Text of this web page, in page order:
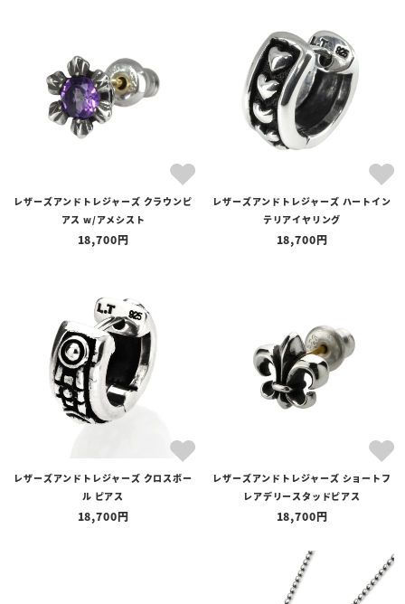
レザーズアンドトレジャーズ クラウンピ
アス w/アメシスト
18,700
レザーズアンドトレジャーズ ハートイン
テリアイヤリング
18,700
レザーズアンドトレジャーズ クロスボー
ル ピアス
18,700
レザーズアンドトレジャーズ ショートフ
レアデリースタッドピアス
18,700